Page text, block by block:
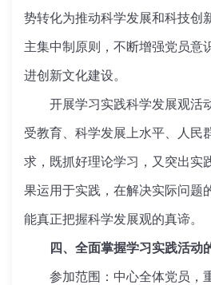
势转化为推动科学发展和科技创
主集中制原则，不断增强党员意
进创新文化建设。
开展学习实践科学发展观活动
受教育、科学发展上水平、人民
求，既抓好理论学习，又突出实
果运用于实践，在解决实际问题
能真正把握科学发展观的真谛。
四、全面掌握学习实践活动
参加范围：中心全体党员，